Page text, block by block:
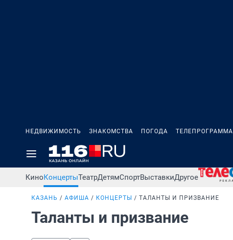
НЕДВИЖИМОСТЬ ЗНАКОМСТВА ПОГОДА ТЕЛЕПРОГРАММА
КиноКонцертыТеатрДетямСпортВыставкиДругое
КАЗАНЬ АФИША КОНЦЕРТЫ ТАЛАНТЫ И ПРИЗВАНИЕ
Таланты и призвание